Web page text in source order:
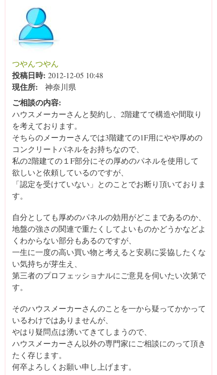
つやんつやん
投稿日時: 2012-12-05 10:48
現住所: 神奈川県
ご相談の内容:
ハウスメーカーさんと契約し、2階建てで構造や間取り
を考えております。
そちらのメーカーさんでは3階建ての1F用にやや厚めの
コンクリートパネルをお持ちなので、
私の2階建ての１F部分にその厚めのパネルを使用して
欲しいと依頼しているのですが、
「認定を受けていない」とのことでお断り頂いておりま
す。
自分としても厚めのパネルの効用がどこまであるのか、
地盤の強さの関連で重たくしてよいものかどうかなどよ
くわからない部分もあるのですが、
一生に一度の高い買い物と考えると安易に妥協したくな
い気持ちが芽生え、
第三者のプロフェッショナルにご意見を伺いたい次第で
す。
そのハウスメーカーさんのことを一から疑ってかかって
いるわけではありませんが、
やはり疑問点は湧いてきてしまうので、
ハウスメーカーさん以外の専門家にご相談にのって頂き
たく存じます。
何卒よろしくお願い申し上げます。